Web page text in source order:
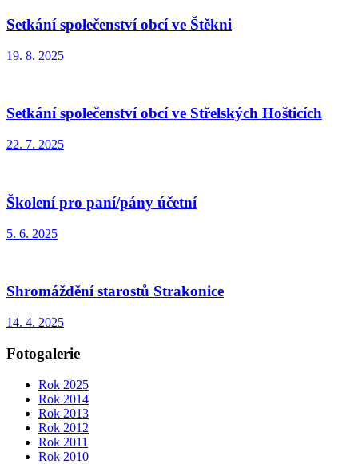
Setkání společenství obcí ve Štěkni
19. 8. 2025
Setkání společenství obcí ve Střelských Hošticích
22. 7. 2025
Školení pro paní/pány účetní
5. 6. 2025
Shromáždění starostů Strakonice
14. 4. 2025
Fotogalerie
Rok 2025
Rok 2014
Rok 2013
Rok 2012
Rok 2011
Rok 2010